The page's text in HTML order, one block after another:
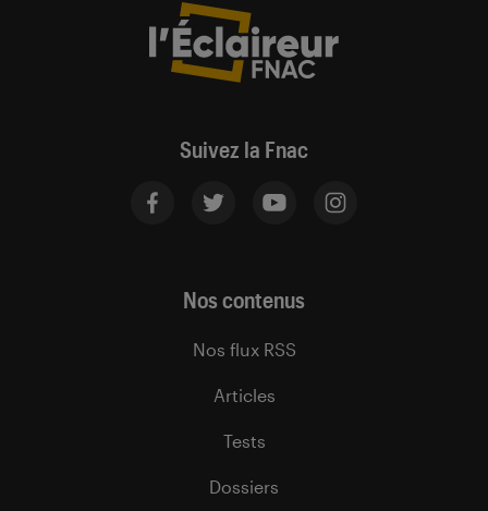
Suivez la Fnac
Nos contenus
Nos flux RSS
Articles
Tests
Dossiers